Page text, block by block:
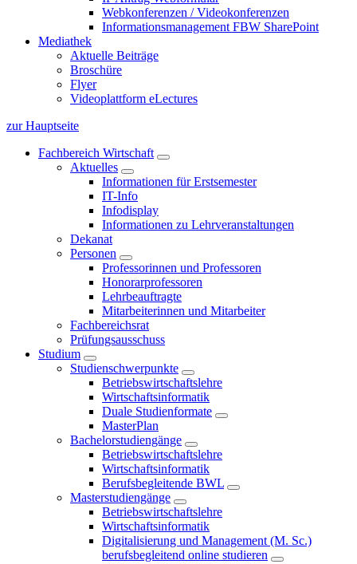
Webkonferenzen / Videokonferenzen
Informationsmanagement FBW SharePoint
Mediathek
Aktuelle Beiträge
Broschüre
Flyer
Videoplattform eLectures
zur Hauptseite
Fachbereich Wirtschaft
Aktuelles
Informationen für Erstsemester
IT-Info
Infodisplay
Informationen zu Lehrveranstaltungen
Dekanat
Personen
Professorinnen und Professoren
Honorarprofessoren
Lehrbeauftragte
Mitarbeiterinnen und Mitarbeiter
Fachbereichsrat
Prüfungsausschuss
Studium
Studienschwerpunkte
Betriebswirtschaftslehre
Wirtschaftsinformatik
Duale Studienformate
MasterPlan
Bachelorstudiengänge
Betriebswirtschaftslehre
Wirtschaftsinformatik
Berufsbegleitende BWL
Masterstudiengänge
Betriebswirtschaftslehre
Wirtschaftsinformatik
Digitalisierung und Management (M. Sc.)
berufsbegleitend online studieren